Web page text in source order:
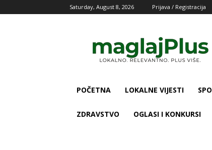
Saturday, August 8, 2026 Prijava / Registracija
POČETNA LOKALNE VIJESTI
ZDRAVSTVO OGLASI I KONKURSI